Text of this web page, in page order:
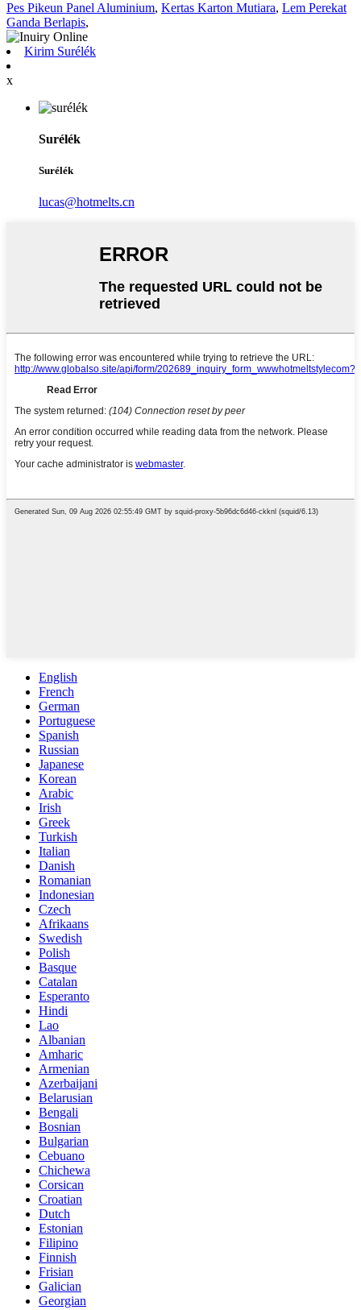
Pes Pikeun Panel Aluminium, Kertas Karton Mutiara, Lem Perekat
Ganda Berlapis,
Kirim Surélék
x
Surélék
Surélék
lucas@hotmelts.cn
English
French
German
Portuguese
Spanish
Russian
Japanese
Korean
Arabic
Irish
Greek
Turkish
Italian
Danish
Romanian
Indonesian
Czech
Afrikaans
Swedish
Polish
Basque
Catalan
Esperanto
Hindi
Lao
Albanian
Amharic
Armenian
Azerbaijani
Belarusian
Bengali
Bosnian
Bulgarian
Cebuano
Chichewa
Corsican
Croatian
Dutch
Estonian
Filipino
Finnish
Frisian
Galician
Georgian